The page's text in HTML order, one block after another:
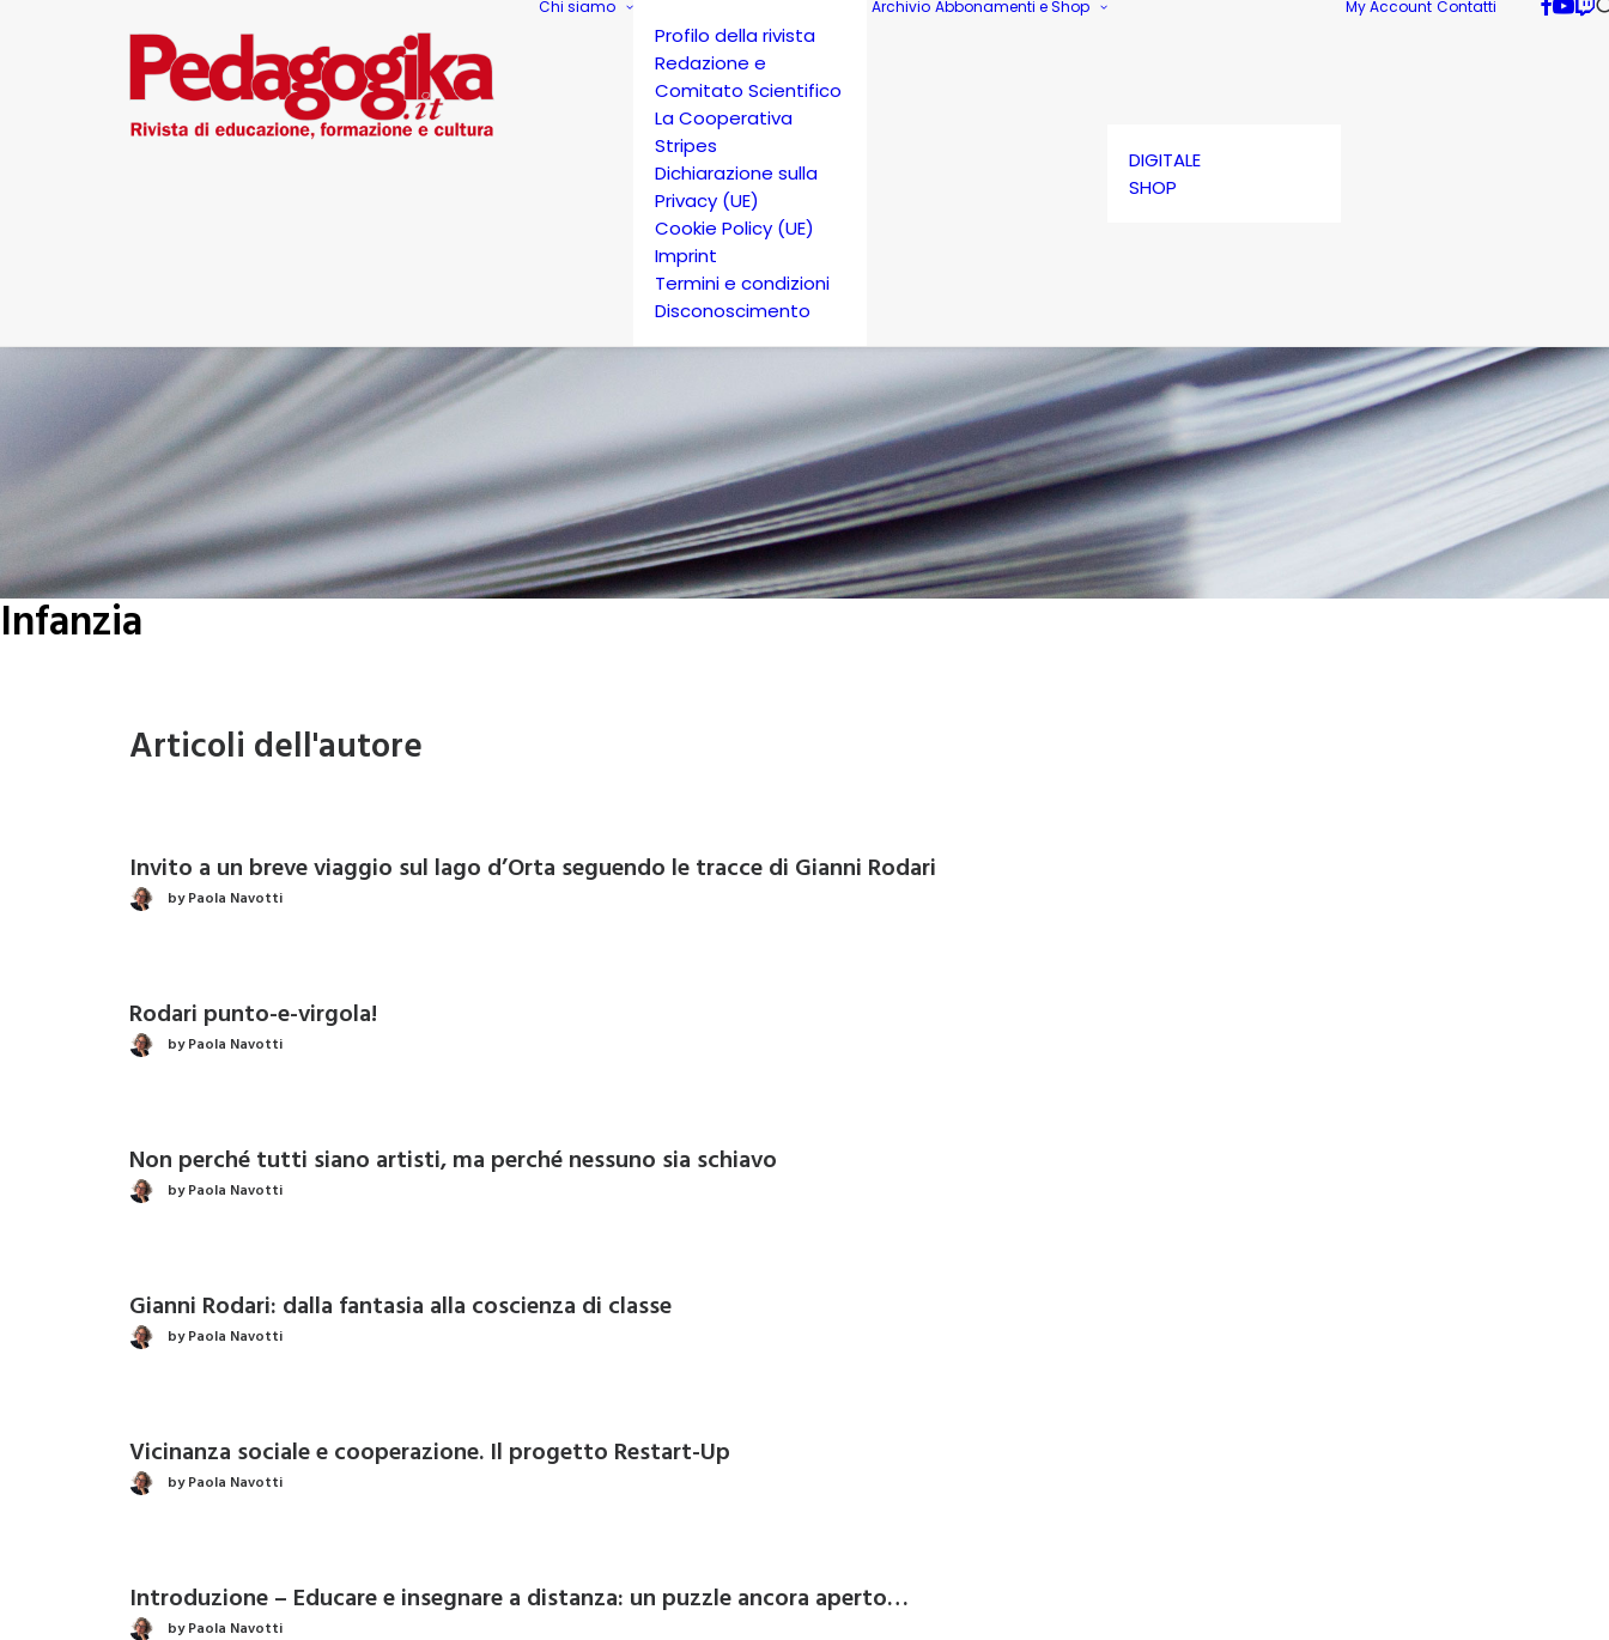
Chi siamo
Profilo della rivista
Redazione e
Comitato Scientifico
La Cooperativa
Stripes
Dichiarazione sulla
Privacy (UE)
Cookie Policy (UE)
Imprint
Termini e condizioni
Disconoscimento
Archivio Abbonamenti e Shop
DIGITALE
SHOP
My Account Contatti
Infanzia
Articoli dell'autore
Invito a un breve viaggio sul lago d’Orta seguendo le tracce di Gianni Rodari
by Paola Navotti
Rodari punto-e-virgola!
by Paola Navotti
Non perché tutti siano artisti, ma perché nessuno sia schiavo
by Paola Navotti
Gianni Rodari: dalla fantasia alla coscienza di classe
by Paola Navotti
Vicinanza sociale e cooperazione. Il progetto Restart-Up
by Paola Navotti
Introduzione – Educare e insegnare a distanza: un puzzle ancora aperto…
by Paola Navotti